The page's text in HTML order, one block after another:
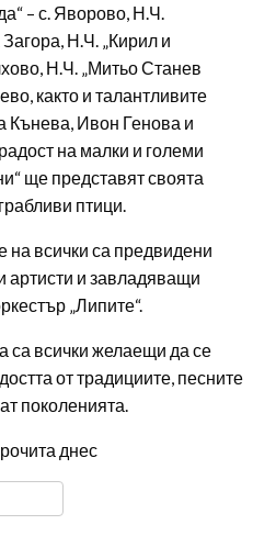
– с. Яворово, Н.Ч.
Загора, Н.Ч. „Кирил и
Н.Ч. „Митьо Станев
както и талантливите
Кънева, Ивон Генова и
на малки и големи
ще представят своята
птици.
на всички са предвидени
и завладяващи
„Липите“.
са всички желаещи да се
от традициите, песните
поколенията.
днес